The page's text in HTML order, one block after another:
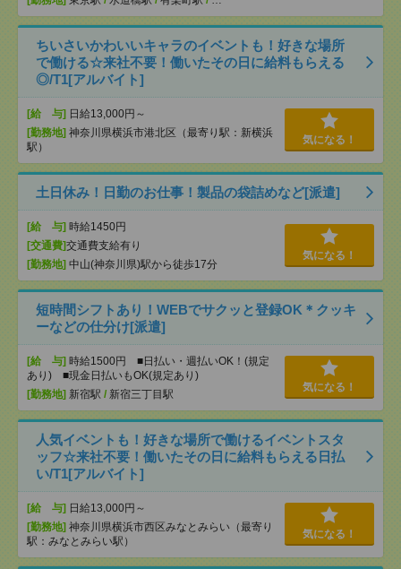
ちいさいかわいいキャラのイベントも！好きな場所
で働ける☆来社不要！働いたその日に給料もらえる
◎/T1[アルバイト]
[給 与] 日給13,000円～
[勤務地] 神奈川県横浜市港北区（最寄り駅：新横浜
駅）
気になる！
土日休み！日勤のお仕事！製品の袋詰めなど[派遣]
[給 与] 時給1450円
[交通費]交通費支給有り
[勤務地] 中山(神奈川県)駅から徒歩17分
気になる！
短時間シフトあり！WEBでサクッと登録OK＊クッキ
ーなどの仕分け[派遣]
[給 与] 時給1500円 ■日払い・週払いOK！(規定
あり) ■現金日払いもOK(規定あり)
[勤務地] 新宿駅 / 新宿三丁目駅
気になる！
人気イベントも！好きな場所で働けるイベントスタ
ッフ☆来社不要！働いたその日に給料もらえる日払
い/T1[アルバイト]
[給 与] 日給13,000円～
[勤務地] 神奈川県横浜市西区みなとみらい（最寄り
駅：みなとみらい駅）
気になる！